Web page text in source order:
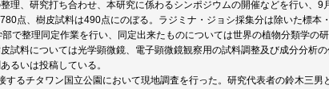
理、研究打ち合わせ、本研究に係わるシンポジウムの開催などを行い、9
点、樹皮試料は490点にのぼる。ラジミナ・ジョシ採集分は除いた標本
で整理同定作業を行い、同定出来たものについては世界の植物分類学の
試料については光学顕微鏡、電子顕微鏡観察用の試料調整及び成分分析
るいは投稿している。
るチタワン国立公園において現地調査を行った。研究代表者の鈴木三男